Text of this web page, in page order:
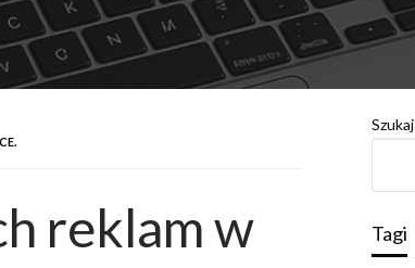
reklam w
Szukaj
Tagi